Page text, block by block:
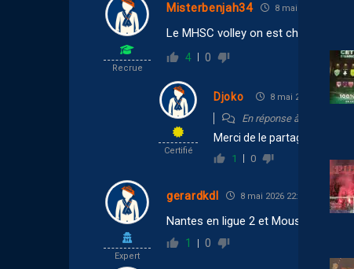
Recrue
Misterbenjah34 8 mai 2026 23:16
Le MHSC volley on est champion de
4 0
Certifié
Djoko 8 mai 2026 23:40
En réponse à
Merci de le partager 👍
1 0
Expert
gerardkdl 8 mai 2026 22:43
Nantes en ligue 2 et Mousa Al
1 0